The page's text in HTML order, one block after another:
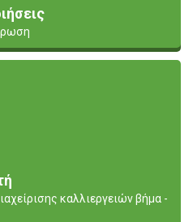
καλλιεργειών βήμα -